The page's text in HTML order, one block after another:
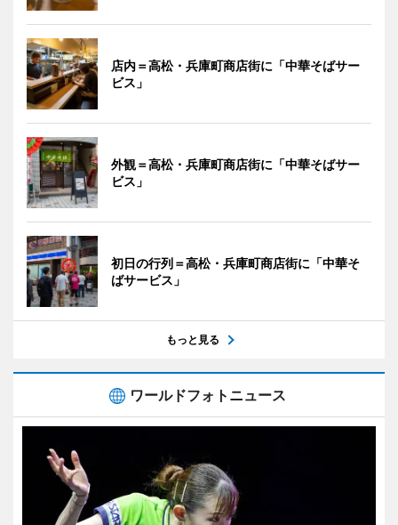
店内＝高松・兵庫町商店街に「中華そばサー
ビス」
外観＝高松・兵庫町商店街に「中華そばサー
ビス」
初日の行列＝高松・兵庫町商店街に「中華そ
ばサービス」
もっと見る
ワールドフォトニュース